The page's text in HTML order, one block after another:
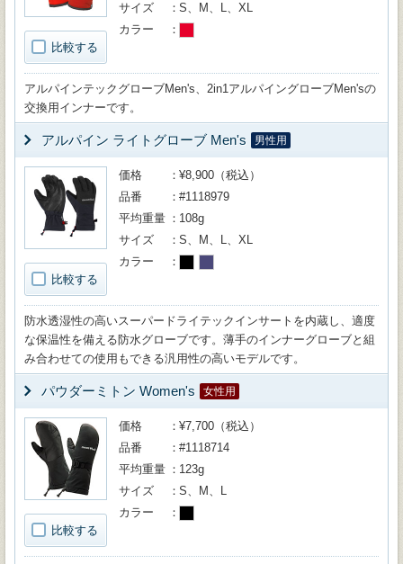
比較する
サイズ
S、M、L、XL
カラー
アルパインテックグローブMen's、2in1アルパイングローブMen'sの
交換用インナーです。
アルパイン ライトグローブ Men's 男性用
比較する
価格
¥8,900（税込）
品番
#1118979
平均重量
108g
サイズ
S、M、L、XL
カラー
防水透湿性の高いスーパードライテックインサートを内蔵し、適度
な保温性を備える防水グローブです。薄手のインナーグローブと組
み合わせての使用もできる汎用性の高いモデルです。
パウダーミトン Women's 女性用
比較する
価格
¥7,700（税込）
品番
#1118714
平均重量
123g
サイズ
S、M、L
カラー